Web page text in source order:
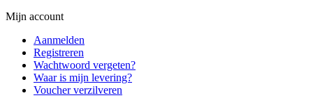
Mijn account
Aanmelden
Registreren
Wachtwoord vergeten?
Waar is mijn levering?
Voucher verzilveren